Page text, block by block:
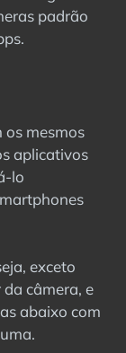
padrão
os mesmos
aplicativos
lo
exceto
câmera, e
abaixo com